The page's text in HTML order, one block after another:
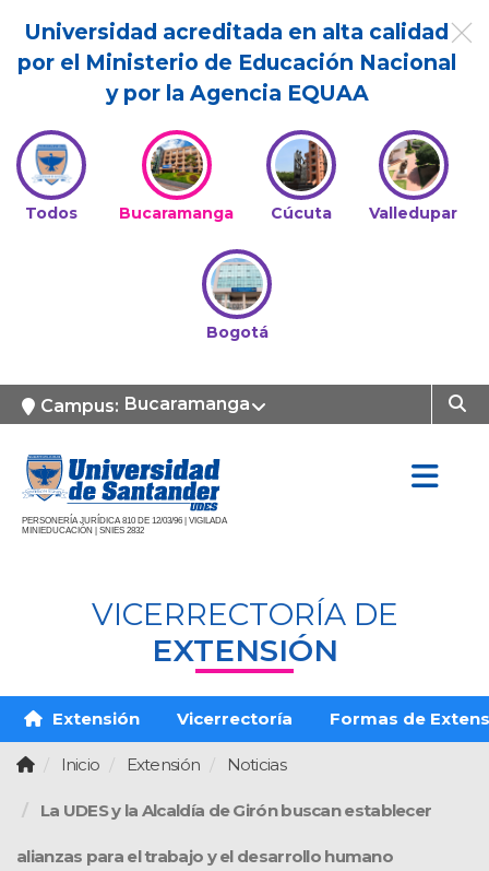
Universidad acreditada en alta calidad
por el Ministerio de Educación Nacional
y por la Agencia EQUAA
Todos Bucaramanga Cúcuta Valledupar
Bogotá
Campus: Bucaramanga
PERSONERÍA JURÍDICA 810 DE 12/03/96 | VIGILADA
MINIEDUCACIÓN | SNIES 2832
VICERRECTORÍA DE
EXTENSIÓN
Extensión Vicerrectoría Formas de
Inicio Extensión Noticias
La UDES y la Alcaldía de Girón buscan establecer
alianzas para el trabajo y el desarrollo humano